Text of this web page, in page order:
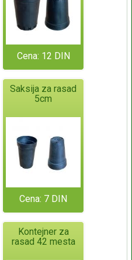
Cena: 12 DIN
Saksija za rasad
5cm
Cena: 7 DIN
Kontejner za
rasad 42 mesta